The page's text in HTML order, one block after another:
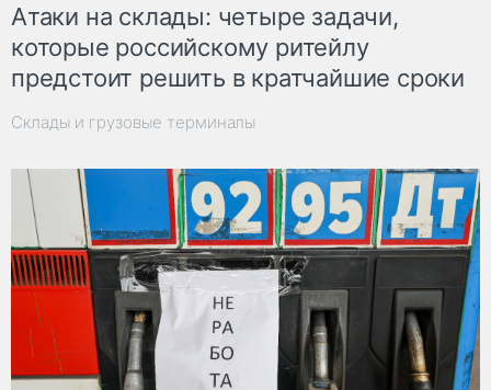
Атаки на склады: четыре задачи,
которые российскому ритейлу
предстоит решить в кратчайшие сроки
Склады и грузовые терминалы